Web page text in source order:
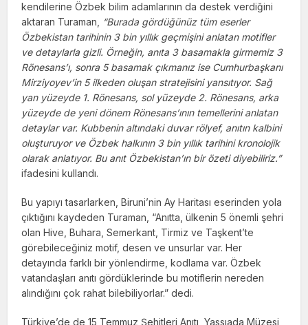
kendilerine Özbek bilim adamlarının da destek verdiğini
aktaran Turaman,
“Burada gördüğünüz tüm eserler
Özbekistan tarihinin 3 bin yıllık geçmişini anlatan motifler
ve detaylarla gizli. Örneğin, anıta 3 basamakla girmemiz 3
Rönesans’ı, sonra 5 basamak çıkmanız ise Cumhurbaşkanı
Mirziyoyev’in 5 ilkeden oluşan stratejisini yansıtıyor. Sağ
yan yüzeyde 1. Rönesans, sol yüzeyde 2. Rönesans, arka
yüzeyde de yeni dönem Rönesans’ının temellerini anlatan
detaylar var. Kubbenin altındaki duvar rölyef, anıtın kalbini
oluşturuyor ve Özbek halkının 3 bin yıllık tarihini kronolojik
olarak anlatıyor. Bu anıt Özbekistan’ın bir özeti diyebiliriz.”
ifadesini kullandı.
Bu yapıyı tasarlarken, Biruni’nin Ay Haritası eserinden yola
çıktığını kaydeden Turaman, “Anıtta, ülkenin 5 önemli şehri
olan Hive, Buhara, Semerkant, Tirmiz ve Taşkent’te
görebileceğiniz motif, desen ve unsurlar var. Her
detayında farklı bir yönlendirme, kodlama var. Özbek
vatandaşları anıtı gördüklerinde bu motiflerin nereden
alındığını çok rahat bilebiliyorlar.” dedi.
Türkiye’de de 15 Temmuz Şehitleri Anıtı, Yassıada Müzesi,